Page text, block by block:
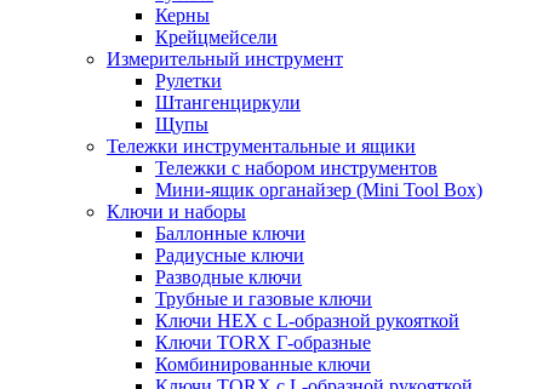
Керны
Крейцмейсели
Измерительный инструмент
Рулетки
Штангенциркули
Щупы
Тележки инструментальные и ящики
Тележки с набором инструментов
Мини-ящик органайзер (Mini Tool Box)
Ключи и наборы
Баллонные ключи
Радиусные ключи
Разводные ключи
Трубные и газовые ключи
Ключи HEX с L-образной рукояткой
Ключи TORX Г-образные
Комбинированные ключи